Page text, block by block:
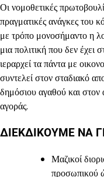
Οι νομοθετικές
πραγματικές ανάγκες του
με τρόπο μονοσήμαντο η
μια πολιτική που δεν έχει
ιεραρχεί τα πάντα με
συντελεί στον σταδιακό
δημόσιου αγαθού και στον
αγοράς.
ΔΙΕΚΔΙΚΟΥΜΕ ΝΑ
Μαζικοί
προσωπικού